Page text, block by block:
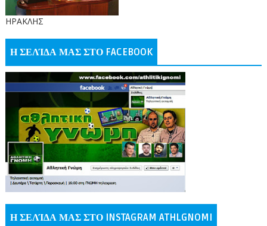
ΗΡΑΚΛΗΣ
Η ΣΕΛΊΔΑ ΜΑΣ ΣΤΟ FACEBOOK
Η ΣΕΛΊΔΑ ΜΑΣ ΣΤΟ INSTAGRAM ATHLGNOMI